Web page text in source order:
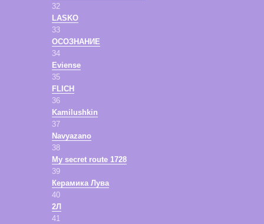
32
LASKO
33
ОСОЗНАНИЕ
34
Eviense
35
FLICH
36
Kamilushkin
37
Navyazano
38
My secret route 1728
39
Керамика Лува
40
2Л
41